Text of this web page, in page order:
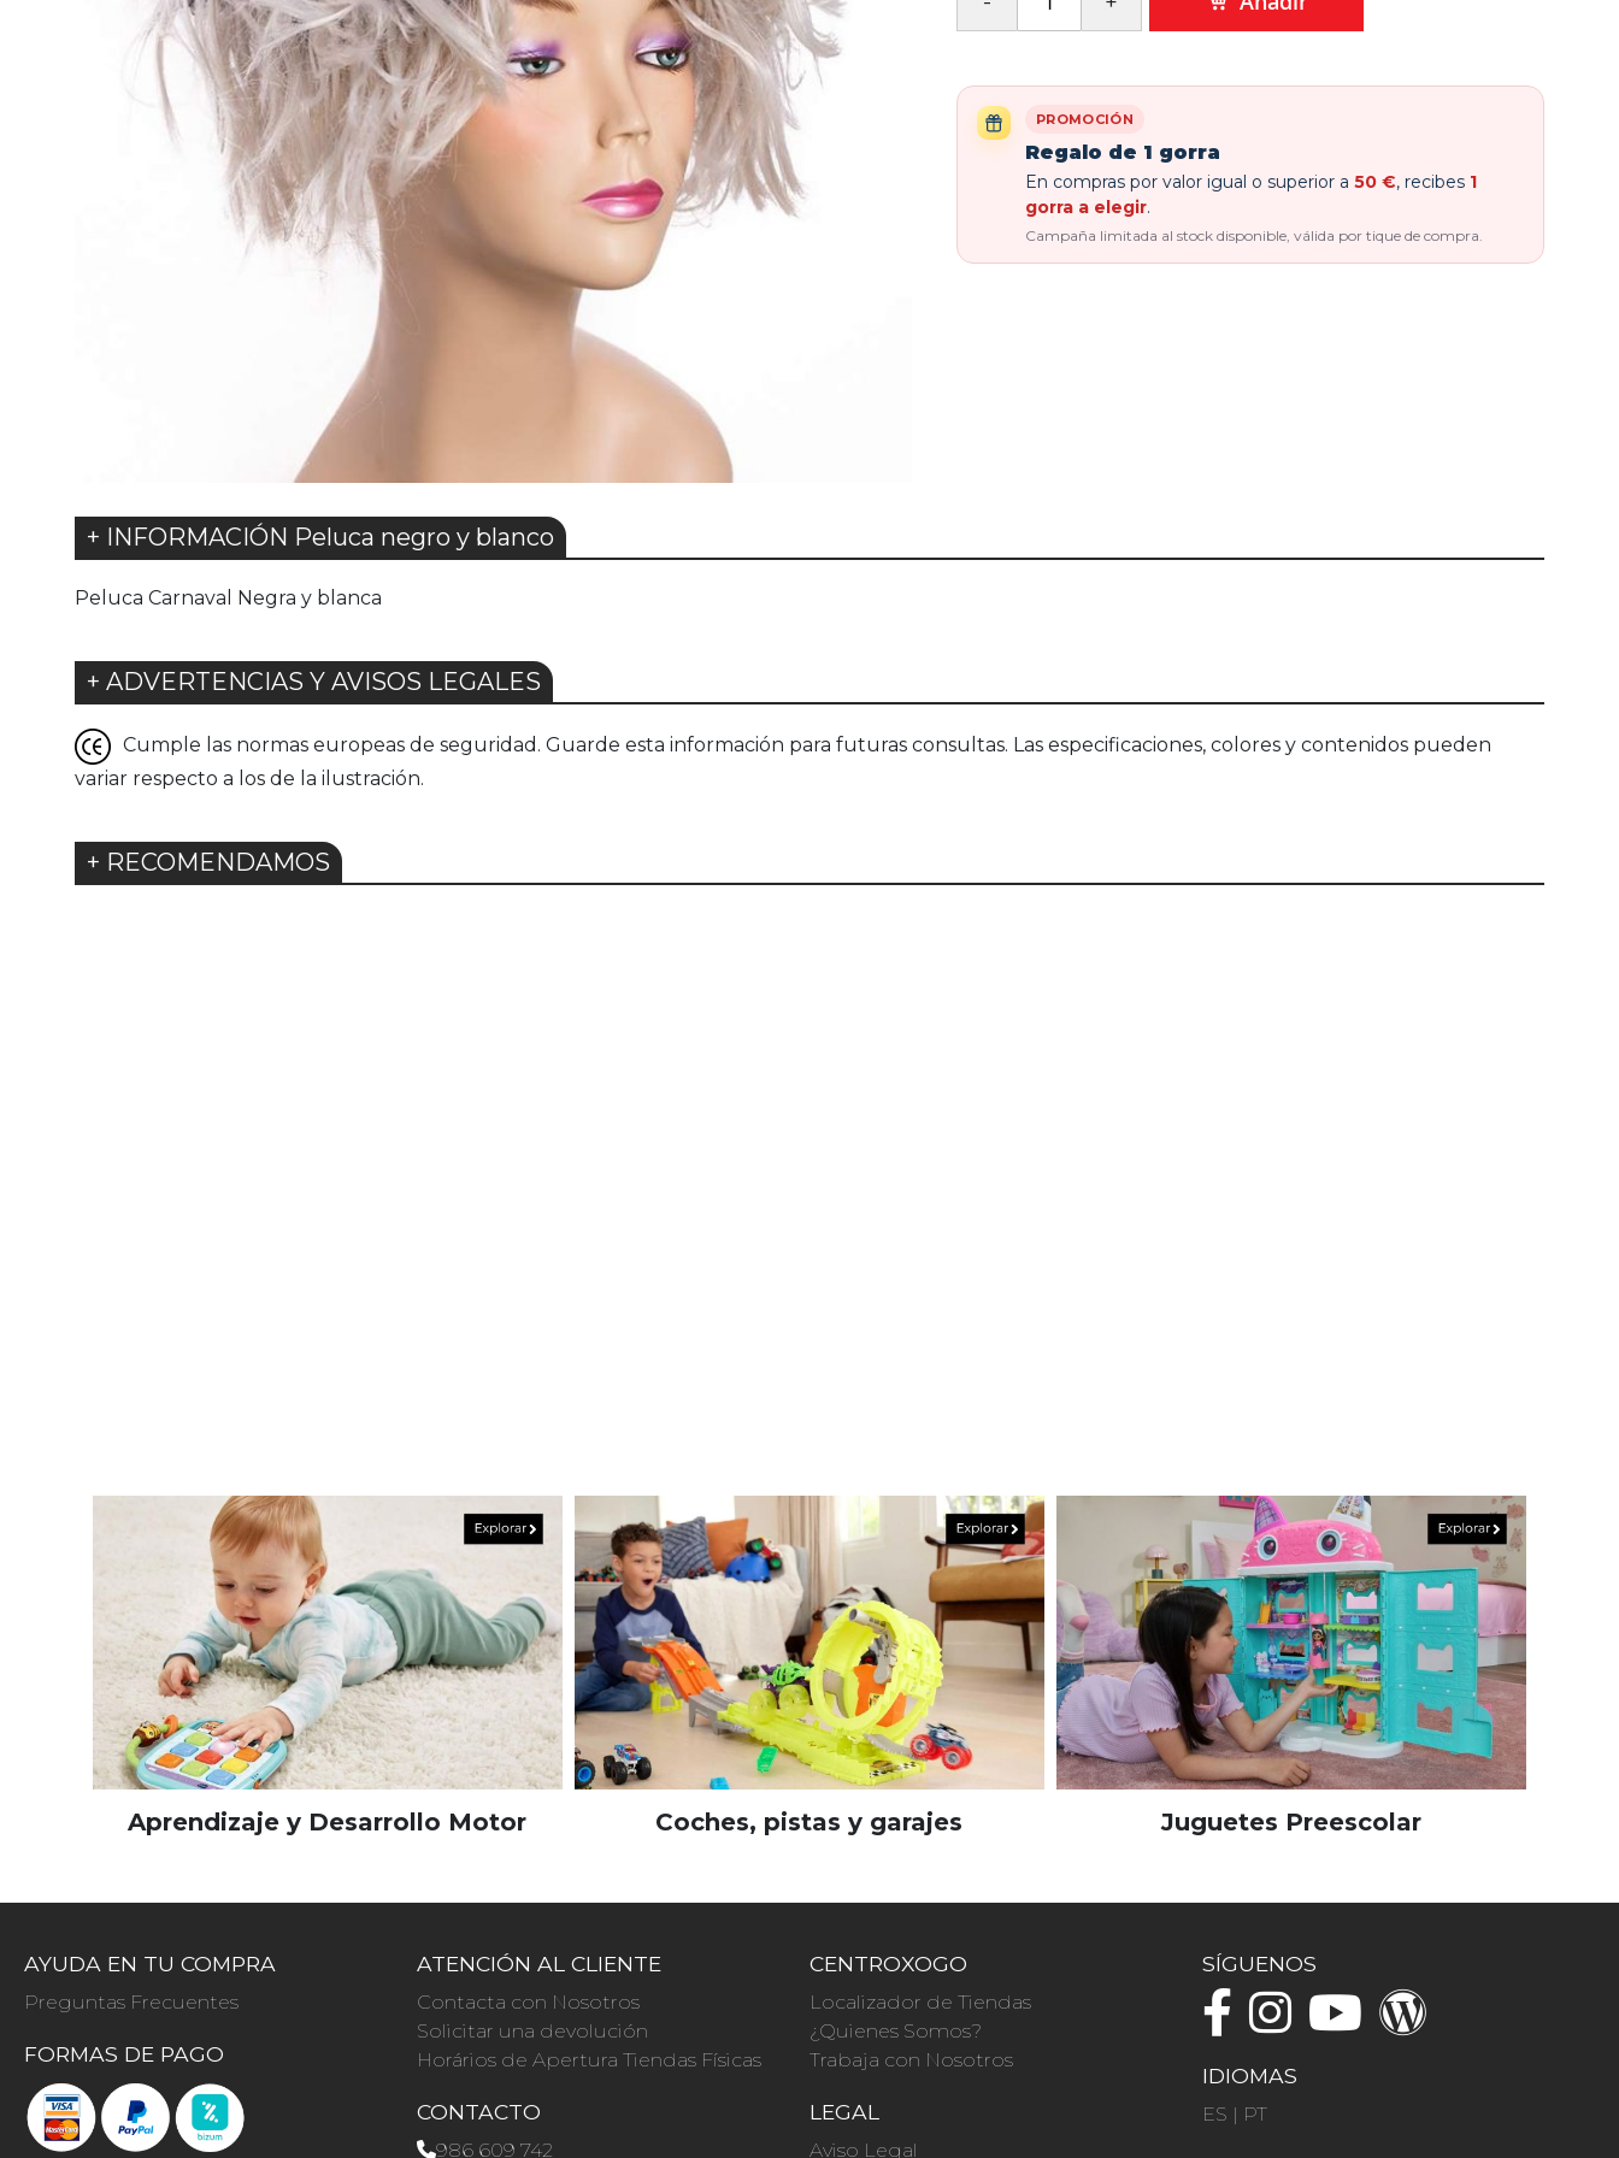
PROMOCIÓN
Regalo de 1 gorra
En compras por valor igual o superior a 50 €, recibes 1
gorra a elegir.
Campaña limitada al stock disponible, válida por tique de compra.
+ INFORMACIÓN Peluca negro y blanco
Peluca Carnaval Negra y blanca
+ ADVERTENCIAS Y AVISOS LEGALES
Cumple las normas europeas de seguridad. Guarde esta información para futuras consultas. Las especificaciones, colores y contenidos pueden
variar respecto a los de la ilustración.
+ RECOMENDAMOS
Aprendizaje y Desarrollo Motor Coches, pistas y garajes Juguetes Preescolar
AYUDA EN TU COMPRA
Preguntas Frecuentes
FORMAS DE PAGO
ATENCIÓN AL CLIENTE
Contacta con Nosotros
Solicitar una devolución
Horários de Apertura Tiendas Físicas
CONTACTO
986 609 742
CENTROXOGO
Localizador de Tiendas
¿Quienes Somos?
Trabaja con Nosotros
LEGAL
Aviso Legal
SÍGUENOS
IDIOMAS
ES | PT